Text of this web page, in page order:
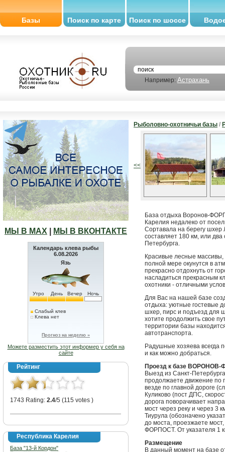
Базы Поиск по карте Поиск по шоссе
Например: Астрахань
МЫ В МАХ МЫ В ВКОНТАКТЕ
Календарь клева рыбы
6.08.2026
Язь
Утро День Вечер Ночь
Слабый клев
Клева нет
Прогноз на неделю »
Можете разместить этот информер у себя на
сайте
Рейтинг
1743 Rating: 2.4/5 (115 votes )
Республика Карелия
База "13-й Кордон"
Рыболовно-охотничьи базы /
<<
База отдыха Воронов-
Карелия недалеко от
Сортавала на берегу шхер
составляет 180 км, или
Петербурга.
Красивые лесные массивы,
полной мере окунутся в
прекрасно отдохнуть от
насладиться прекрасным
охотники - отличными
Для Вас на нашей базе
отдыха: уютные гостевые
шхер, пирс и подъезд для
хотите продолжить свое
территории базы
автотранспорта.
Радушные хозяева всегда
и как можно добраться.
Проезд к базе
Выезд из Санкт-
продолжаете движение по
везде по главной дороге
Куликово (пост ДПС,
дорога поворачивает
мост через реку и через 3
Тиурула (обозначено
до моста, проезжаете
ФОРПОСТ. От указателя 1
Размещение
В данный момент на базе